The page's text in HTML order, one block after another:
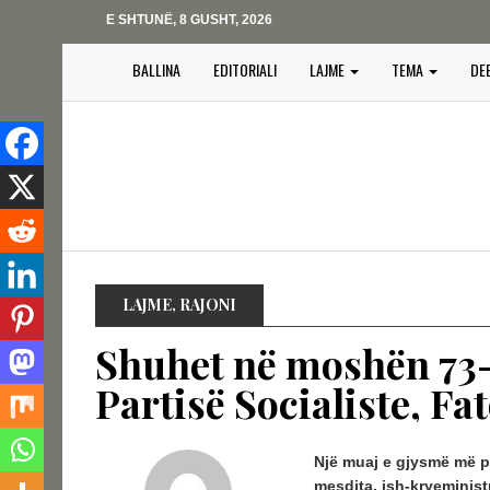
E SHTUNË, 8 GUSHT, 2026
BALLINA EDITORIALI LAJME TEMA
LAJME, RAJONI
Shuhet në moshën
Partisë Socialiste,
Një muaj e gjysmë më
mesdita, ish-